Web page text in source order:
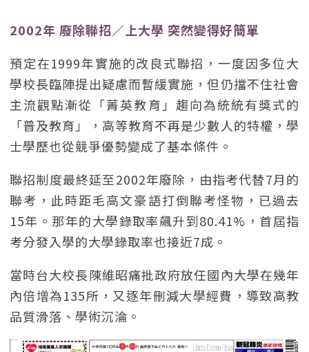
2002年 廢除聯招／上大學 突然變得好簡單
預定在1999年實施的改良式聯招，一度因多位大
學校長臨陣提出疑慮而暫緩實施，但仍擋不住社會
主流觀點漸從「菁英教育」趨向為統統有獎式的
「普及教育」，高等教育不再是少數人的特權，學
士學歷也從競爭優勢變成了基本條件。
聯招制度最終延至2002年廢除，由指考代替7月的
聯考，此時距毛高文豪語打倒聯考怪物，已過去
15年。那年的大學錄取率飆升到80.41%，首屆指
考分發入學的大學錄取率也接近7成。
當時台大校長陳維昭痛批政府放任國內大學在幾年
內倍增為135所，又逐年刪減大學經費，導致高教
品質滑落、學術沉淪。